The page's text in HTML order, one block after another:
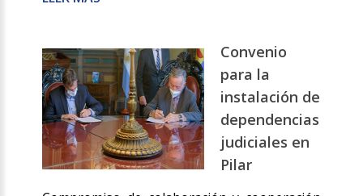
Convenio
para la
instalación de
dependencias
judiciales en
Pilar